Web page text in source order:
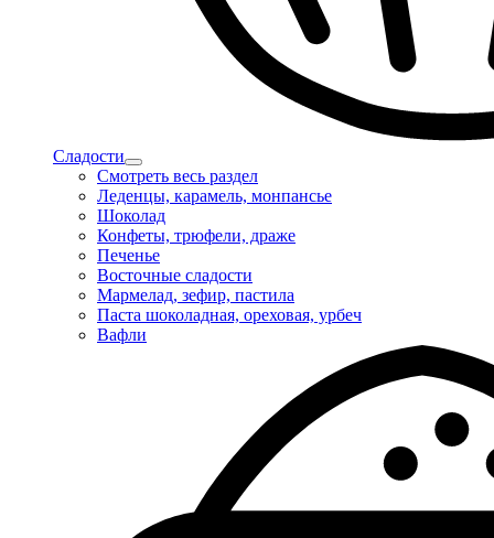
Сладости
Смотреть весь раздел
Леденцы, карамель, монпансье
Шоколад
Конфеты, трюфели, драже
Печенье
Восточные сладости
Мармелад, зефир, пастила
Паста шоколадная, ореховая, урбеч
Вафли